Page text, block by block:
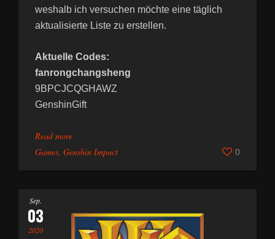
weshalb ich versuchen möchte eine täglich
aktualisierte Liste zu erstellen.
Aktuelle Codes:
fanrongchangsheng
9BPCJCQGHAWZ
GenshinGift
Read more
Games, Genshin Impact 0
Sep.
03
2020